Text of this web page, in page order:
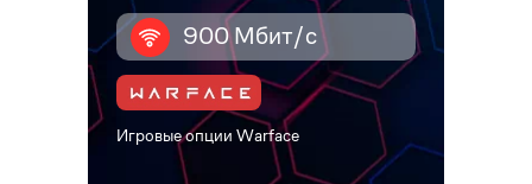
900 Мбит/с
Игровые опции Warface